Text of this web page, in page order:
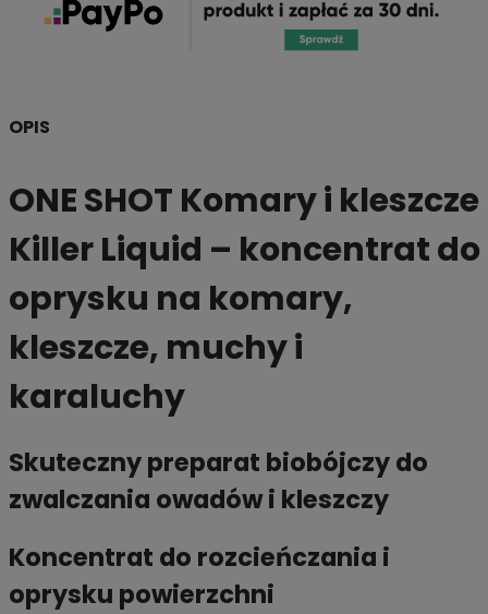
OPIS
ONE SHOT Komary i kleszcze
Killer Liquid – koncentrat do
oprysku na komary,
kleszcze, muchy i
karaluchy
Skuteczny preparat biobójczy do
zwalczania owadów i kleszczy
Koncentrat do rozcieńczania i
oprysku powierzchni